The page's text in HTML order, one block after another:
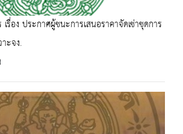
รื่อง ประกาศผู้ชนะการเสนอราคาจัดเช่าชุดการ
ะจง.